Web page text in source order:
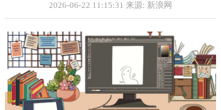
2026-06-22 11:15:31 来源: 新浪网